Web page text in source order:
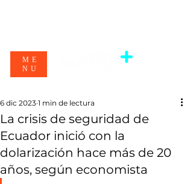
ME
NU
La crisis de seguridad de
Ecuador inició con la
dolarización hace más de 20
años, según economista
6 dic 2023 1 min de lectura